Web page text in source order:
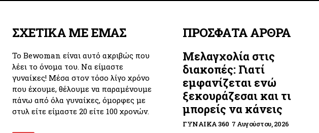
ΣΧΕΤΙΚΑ ΜΕ ΕΜΑΣ
Το Bewoman είναι αυτό ακριβώς που
λέει το όνομα του. Να είμαστε
γυναίκες! Μέσα στον τόσο λίγο χρόνο
που έχουμε, θέλουμε να παραμένουμε
πάνω από όλα γυναίκες, όμορφες με
στυλ είτε είμαστε 20 είτε 100 χρονών.
ΠΡΟΣΦΑΤΑ ΑΡΘΡΑ
Μελαγχολία στις
διακοπές: Γιατί
εμφανίζεται ενώ
ξεκουράζεσαι και τι
μπορείς να κάνεις
ΓΥΝΑΊΚΑ 360 7 Αυγούστου, 2026